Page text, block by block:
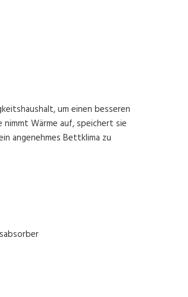
um einen besseren
Wärme auf, speichert sie
angenehmes Bettklima zu